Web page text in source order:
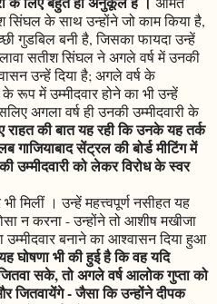
सिंघल के साथ उन्होंने जो काम किया है,
गुडबिल बनी है, जिसका फायदा उन्हें
सतीश सिंघल ने अगले वर्ष में उनकी
उन्हें दिया है; अगले वर्ष के
रूप में उम्मीदवार होने का भी उन्हें
अगला वर्ष ही उनकी उम्मीदवारी के
राहत की बात यह रही कि उनके यह तर्क
सेंट्रल की बोर्ड मीटिंग में
उम्मीदवारी को लेकर विरोध के स्वर
मिलीं । उन्हें महत्त्वपूर्ण नसीहत यह
न करना - उन्होंने तो आशीष मखीजा
बनाने का आश्वासन दिया हुआ
घोषणा भी की हुई है कि वह यदि
सके, तो अगले वर्ष आलोक गुप्ता को
जितवायेंगे - जैसा कि उन्होंने दीपक